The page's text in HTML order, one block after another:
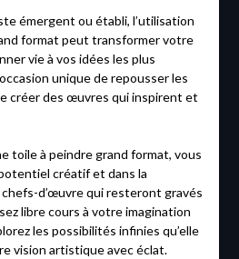
émergent ou établi, l’utilisation
format peut transformer votre
vie à vos idées les plus
unique de repousser les
créer des œuvres qui inspirent et
toile à peindre grand format, vous
créatif et dans la
d’œuvre qui resteront gravés
libre cours à votre imagination
les possibilités infinies qu’elle
vision artistique avec éclat.